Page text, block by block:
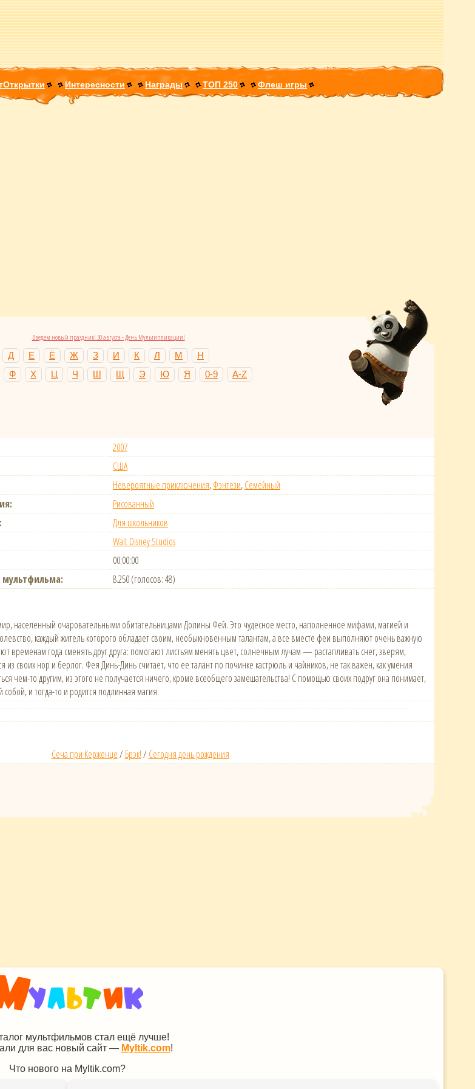
Интересности Награды ТОП 250 Флеш игры
Введем новый праздник! 30 августа - День Мультипликации!
Д Е Ё Ж З И К Л М
Н
Ф Х Ц Ч Ш Щ Э Ю Я 0-9 A-Z
2007
США
Невероятные приключения,Фэнтези,Семейный
Рисованный
Для школьников
Walt Disney Studios
00:00:00
мультфильма:
8.250 (голосов: 48)
населенный очаровательными обитательницами Долины Фей. Это чудесное место, наполненное мифами, магией и
каждый житель которого обладает своим, необыкновенным талантам, а все вместе феи выполняют очень важную
временам года сменять друг друга: помогают листьям менять цвет, солнечным лучам — растапливать снег, зверям,
своих нор и берлог. Фея Динь-Динь считает, что ее талант по починке кастрюль и чайников, не так важен, как умения
чем-то другим, из этого не получается ничего, кроме всеобщего замешательства! С помощью своих подруг она понимает,
и тогда-то и родится подлинная магия.
Сеча при Керженце/ Брэк!/ Сегодня день рождения
мультфильмов стал ещё лучше!
для вас новый сайт — Myltik.com!
Что нового на Myltik.com?